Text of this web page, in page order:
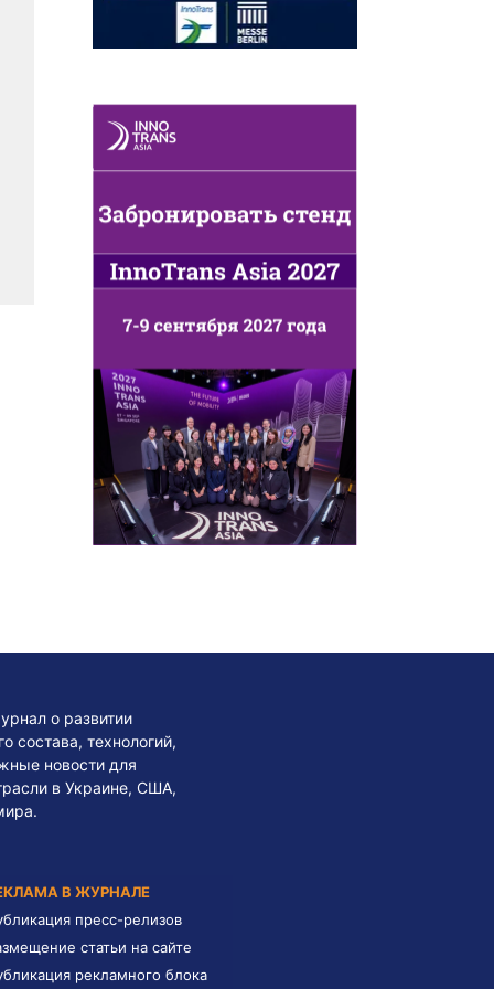
о развитии
состава, технологий,
новости для
в Украине, США,
В ЖУРНАЛЕ
пресс-релизов
статьи на сайте
рекламного блока